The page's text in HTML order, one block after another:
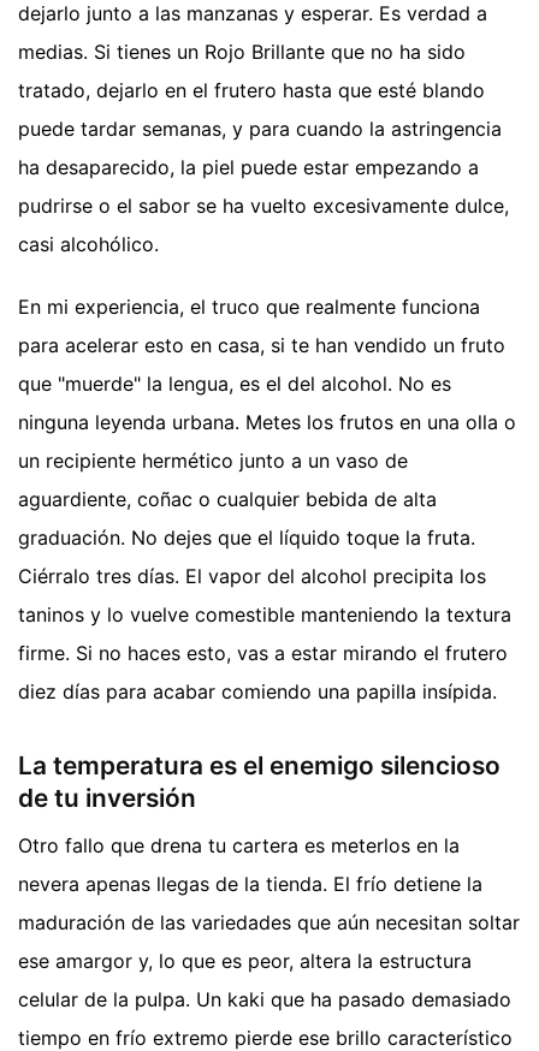
dejarlo junto a las manzanas y esperar. Es verdad a
medias. Si tienes un Rojo Brillante que no ha sido
tratado, dejarlo en el frutero hasta que esté blando
puede tardar semanas, y para cuando la astringencia
ha desaparecido, la piel puede estar empezando a
pudrirse o el sabor se ha vuelto excesivamente dulce,
casi alcohólico.
En mi experiencia, el truco que realmente funciona
para acelerar esto en casa, si te han vendido un fruto
que "muerde" la lengua, es el del alcohol. No es
ninguna leyenda urbana. Metes los frutos en una olla o
un recipiente hermético junto a un vaso de
aguardiente, coñac o cualquier bebida de alta
graduación. No dejes que el líquido toque la fruta.
Ciérralo tres días. El vapor del alcohol precipita los
taninos y lo vuelve comestible manteniendo la textura
firme. Si no haces esto, vas a estar mirando el frutero
diez días para acabar comiendo una papilla insípida.
La temperatura es el enemigo silencioso
de tu inversión
Otro fallo que drena tu cartera es meterlos en la
nevera apenas llegas de la tienda. El frío detiene la
maduración de las variedades que aún necesitan soltar
ese amargor y, lo que es peor, altera la estructura
celular de la pulpa. Un kaki que ha pasado demasiado
tiempo en frío extremo pierde ese brillo característico